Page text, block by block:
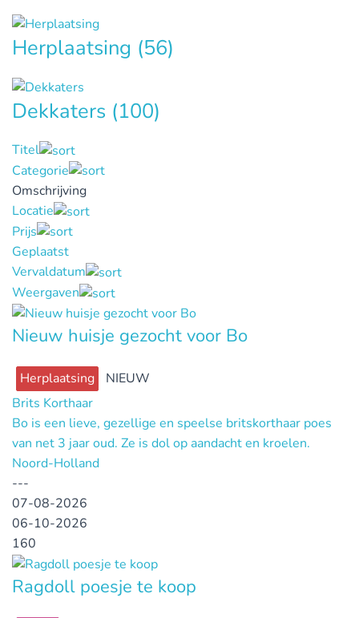
Herplaatsing (56)
Dekkaters (100)
Titel
Categorie
Omschrijving
Locatie
Prijs
Geplaatst
Vervaldatum
Weergaven
Nieuw huisje gezocht voor Bo
Herplaatsing
NIEUW
Brits Korthaar
Bo is een lieve, gezellige en speelse britskorthaar poes
van net 3 jaar oud. Ze is dol op aandacht en kroelen.
Noord-Holland
---
07-08-2026
06-10-2026
160
Ragdoll poesje te koop